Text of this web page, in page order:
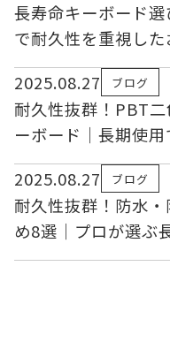
長寿命キーボード
で耐久性を重視し
2025.08.27
ブログ
耐久性抜群！PBT
ーボード｜長期使
2025.08.27
ブログ
耐久性抜群！防水
め8選｜プロが選ぶ